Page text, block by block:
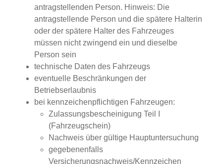
antragstellenden Person. Hinweis: Die
antragstellende Person und die spätere Halterin
oder der spätere Halter des Fahrzeuges
müssen nicht zwingend ein und dieselbe
Person sein
technische Daten des Fahrzeugs
eventuelle Beschränkungen der
Betriebserlaubnis
bei kennzeichenpflichtigen Fahrzeugen:
Zulassungsbescheinigung Teil I
(Fahrzeugschein)
Nachweis über gültige Hauptuntersuchung
gegebenenfalls
Versicherungsnachweis/Kennzeichen